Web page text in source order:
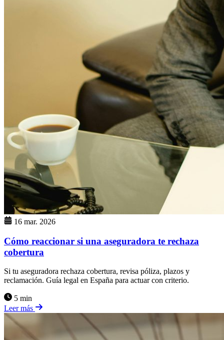
16 mar. 2026
Cómo reaccionar si una aseguradora te rechaza
cobertura
Si tu aseguradora rechaza cobertura, revisa póliza, plazos y
reclamación. Guía legal en España para actuar con criterio.
5 min
Leer más